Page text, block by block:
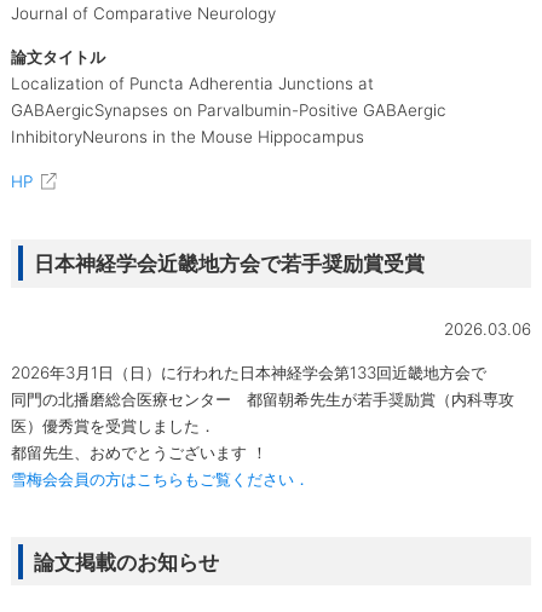
Journal of Comparative Neurology
論文タイトル
Localization of Puncta Adherentia Junctions at
GABAergicSynapses on Parvalbumin-Positive GABAergic
InhibitoryNeurons in the Mouse Hippocampus
HP
日本神経学会近畿地方会で若手奨励賞受賞
2026.03.06
2026年3月1日（日）に行われた日本神経学会第133回近畿地方会で
同門の北播磨総合医療センター 都留朝希先生が若手奨励賞（内科専攻
医）優秀賞を受賞しました．
都留先生、おめでとうございます ！
雪梅会会員の方はこちらもご覧ください．
論文掲載のお知らせ